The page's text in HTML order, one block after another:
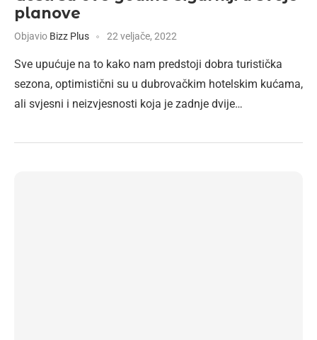
planove
Objavio Bizz Plus 22 veljače, 2022
Sve upućuje na to kako nam predstoji dobra turistička
sezona, optimistični su u dubrovačkim hotelskim kućama,
ali svjesni i neizvjesnosti koja je zadnje dvije…